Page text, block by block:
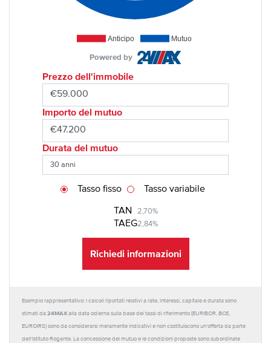
Anticipo Mutuo
Powered by
Prezzo dell'immobile
Importo del mutuo
Durata del mutuo
TAN 2,70%
TAEG2,84%
Tasso fisso Tasso variabile
Richiedi informazioni
Esempio rappresentativo: I calcoli riportati relativi a rate, interessi, capitale e durata sono
stimati da 24MAX alla data odierna sulla base dei tassi di riferimento (EURIBOR, BCE,
EUROIRS) sono da considerarsi meramente indicativi e non costituiscono un'offerta da parte
dell'Istituto Rogante. La concessione del mutuo e le condizioni proposte sono subordinate